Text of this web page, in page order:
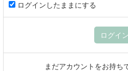
ログインしたままにする
ログイン
まだアカウントをお持ち